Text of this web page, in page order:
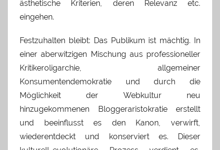
ästhetische Kriterien, deren Relevanz etc.
eingehen.
Festzuhalten bleibt: Das Publikum ist mächtig. In
einer aberwitzigen Mischung aus professioneller
Kritikeroligarchie, allgemeiner
Konsumentendemokratie und durch die
Möglichkeit der Webkultur neu
hinzugekommenen Bloggeraristokratie erstellt
und beeinflusst es den Kanon, verwirft,
wiederentdeckt und konserviert es. Dieser